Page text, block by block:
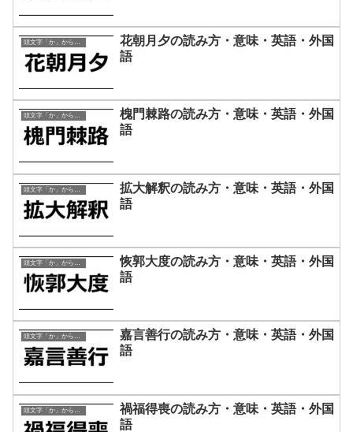
頭文字「か」から始まる四字熟語
花朝月夕の読み方・意味・英語・外国
語
頭文字「か」から始まる四字熟語
槐門棘路の読み方・意味・英語・外国
語
拡大解釈の読み方・意味・英語・外国
語
頭文字「か」から始まる四字熟語
恢郭大度の読み方・意味・英語・外国
語
頭文字「か」から始まる四字熟語
嘉言善行の読み方・意味・英語・外国
語
禍福得喪の読み方・意味・英語・外国
語